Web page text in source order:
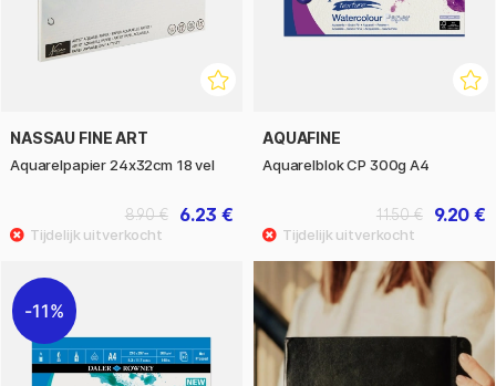
NASSAU FINE ART
Aquarelpapier 24x32cm 18 vel
6.23 €
8.90 €
AQUAFINE
Aquarelblok CP 300g A4
9.20 €
11.50 €
11%